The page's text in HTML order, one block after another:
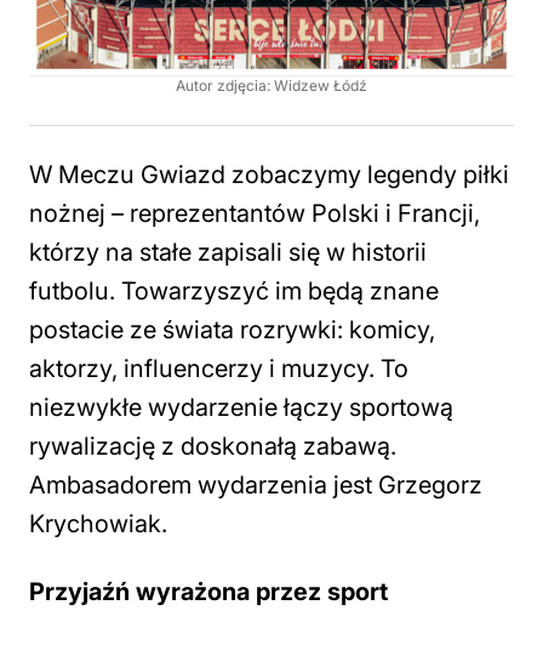
Autor zdjęcia: Widzew Łódź
W Meczu Gwiazd zobaczymy legendy piłki
nożnej – reprezentantów Polski i Francji,
którzy na stałe zapisali się w historii
futbolu. Towarzyszyć im będą znane
postacie ze świata rozrywki: komicy,
aktorzy, influencerzy i muzycy. To
niezwykłe wydarzenie łączy sportową
rywalizację z doskonałą zabawą.
Ambasadorem wydarzenia jest Grzegorz
Krychowiak.
Przyjaźń wyrażona przez sport